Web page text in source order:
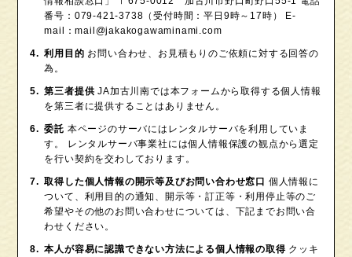
番号：079-421-3738（受付時間：平日9時～17時） E-
mail：mail@jakakogawaminami.com
利用目的 お問い合わせ、お見積もりのご依頼に対する回答の
為。
第三者提供 JA加古川南では本フォームから取得する個人情報
を第三者に提供することはありません。
委託 本ページのサーバにはレンタルサーバを利用していま
す。 レンタルサーバ事業社には個人情報保護の観点から選定
を行い契約を交わしております。
取得した個人情報の開示等及びお問い合わせ窓口 個人情報に
ついて、利用目的の通知、開示等・訂正等・利用停止等のご
希望やその他のお問い合わせについては、下記までお問い合
わせください。
本人が容易に認識できない方法による個人情報の取得クッキ